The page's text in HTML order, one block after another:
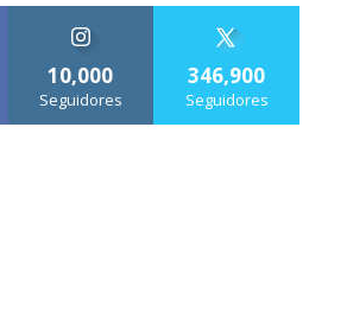
10,000
Seguidores
346,900
Seguidores